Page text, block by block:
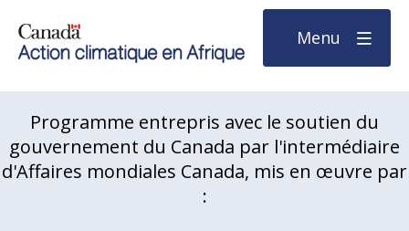
Menu
Programme entrepris avec le soutien du
gouvernement du Canada par l'intermédiaire
d'Affaires mondiales Canada, mis en œuvre par
: